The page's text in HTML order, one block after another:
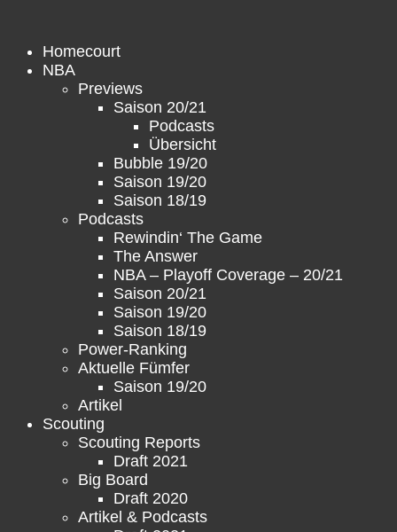
Homecourt
NBA
Previews
Saison 20/21
Podcasts
Übersicht
Bubble 19/20
Saison 19/20
Saison 18/19
Podcasts
Rewindin‘ The Game
The Answer
NBA – Playoff Coverage – 20/21
Saison 20/21
Saison 19/20
Saison 18/19
Power-Ranking
Aktuelle Fümfer
Saison 19/20
Artikel
Scouting
Scouting Reports
Draft 2021
Big Board
Draft 2020
Artikel & Podcasts